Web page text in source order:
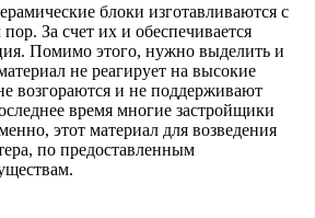
блоки изготавливаются с
За счет их и обеспечивается
Помимо этого, нужно выделить и
не реагирует на высокие
возгораются и не поддерживают
время многие застройщики
этот материал для возведения
по предоставленным